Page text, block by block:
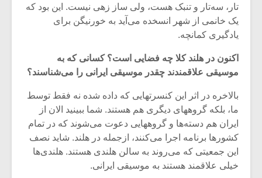
تار، سه‌تار و تنبک هست، ولی ساز زهی نیست. این بود که
یک خانمی از شهر انسخده می‌آید به خورنیگن برای
یادگیری کمانچه.
اکنون در هلند کلا چه فضایی است؟ کسانی که به
موسیقی علاقمندند چقدر موسیقی ایرانی را می‌شناسند؟
بالاخره در اثر این کنسرتهایی که داده شده نه فقط توسط
ما، بلکه گروههای دیگری هم هستند. شما ببینید الان از
ایران هم دسته‌ها و گروههایی دعوت می‌شوند که در تمام
کشورها برنامه اجرا می‌کنند،‌ ازجمله در هلند. شاید نصف
این جمعیتی که می‌روند به سالن هلندی هستند. هلندی‌ها
خیلی علاقمند هستند به موسیقی ایرانی.